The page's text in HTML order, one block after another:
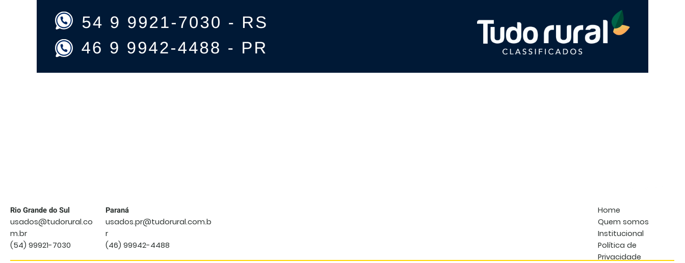
Rio Grande do Sul
usados@tudorural.co
m.br
(54) 99921-7030
Paraná
usados.pr@tudorural.com.b
r
(46) 99942-4488
Home
Quem somos
Institucional
Política de
Privacidade